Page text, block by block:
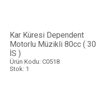
Kar Küresi Dependent
Motorlu Müzikli 80cc ( 30
İS )
Ürün Kodu: C0518
Stok: 1